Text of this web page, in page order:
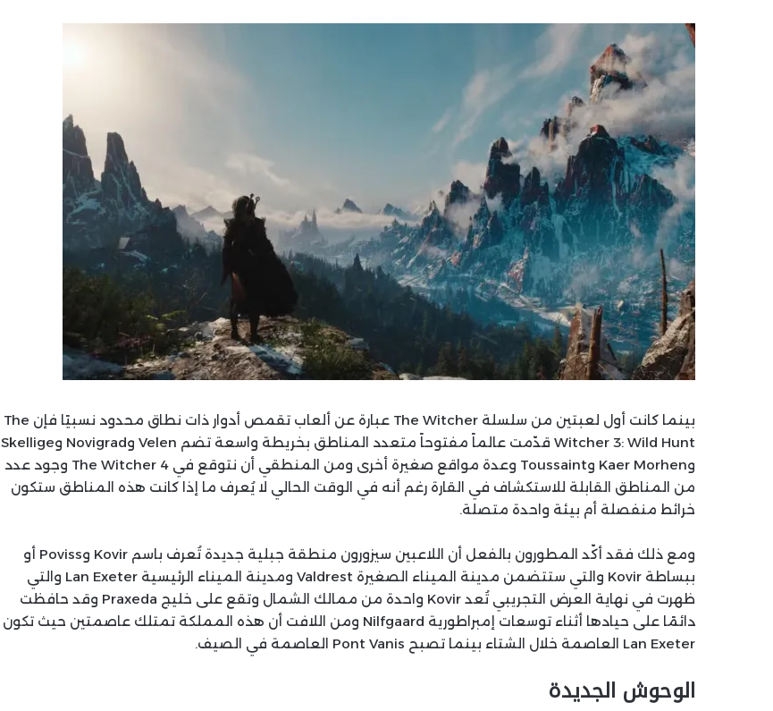
بينما كانت أول لعبتين من سلسلة The Witcher عبارة عن ألعاب تقمص أدوار ذات نطاق محدود نسبيًا فإن The
Witcher 3: Wild Hunt قدّمت عالماً مفتوحاً متعدد المناطق بخريطة واسعة تضم Velen وNovigrad وSkellige
وKaer Morhen وToussaint وعدة مواقع صغيرة أخرى ومن المنطقي أن نتوقع في The Witcher 4 وجود عدد
من المناطق القابلة للاستكشاف في القارة رغم أنه في الوقت الحالي لا يُعرف ما إذا كانت هذه المناطق ستكون
خرائط منفصلة أم بيئة واحدة متصلة.
ومع ذلك فقد أكّد المطورون بالفعل أن اللاعبين سيزورون منطقة جبلية جديدة تُعرف باسم Kovir وPoviss أو
ببساطة Kovir والتي ستتضمن مدينة الميناء الصغيرة Valdrest ومدينة الميناء الرئيسية Lan Exeter والتي
ظهرت في نهاية العرض التجريبي تُعد Kovir واحدة من ممالك الشمال وتقع على خليج Praxeda وقد حافظت
دائمًا على حيادها أثناء توسعات إمبراطورية Nilfgaard ومن اللافت أن هذه المملكة تمتلك عاصمتين حيث تكون
Lan Exeter العاصمة خلال الشتاء بينما تصبح Pont Vanis العاصمة في الصيف.
الوحوش الجديدة